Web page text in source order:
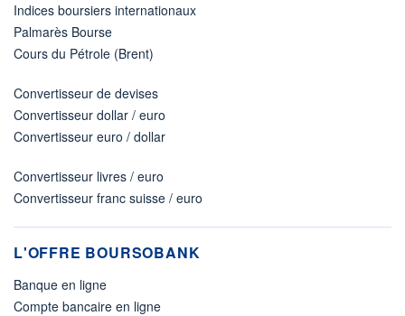
Indices boursiers internationaux
Palmarès Bourse
Cours du Pétrole (Brent)
Convertisseur de devises
Convertisseur dollar / euro
Convertisseur euro / dollar
Convertisseur livres / euro
Convertisseur franc suisse / euro
L'OFFRE BOURSOBANK
Banque en ligne
Compte bancaire en ligne